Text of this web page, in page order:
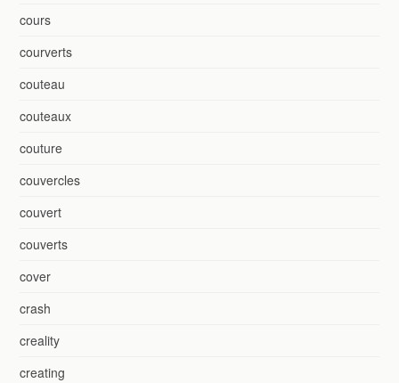
cours
courverts
couteau
couteaux
couture
couvercles
couvert
couverts
cover
crash
creality
creating